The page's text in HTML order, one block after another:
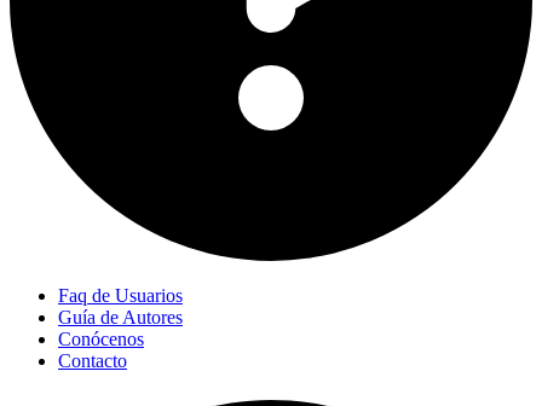
Faq de Usuarios
Guía de Autores
Conócenos
Contacto